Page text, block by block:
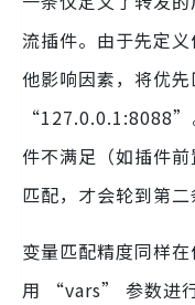
流插件。由于先定
他影响因素，将优
“127.0.0.1:8088”
件不满足（如插件
匹配，才会轮到第二
变量匹配精度同样
用 “vars” 参数进